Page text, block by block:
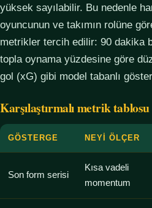
yüksek sayılabilir. Bu nedenle
oyuncunun ve takımın rolüne
metrikler tercih edilir: 90 dakika
topla oynama yüzdesine göre
gol (xG) gibi model tabanlı
Karşılaştırmalı metrik tablosu
GÖSTERGE NEYI ÖLÇER
Son form serisi
Kısa vadeli
momentum